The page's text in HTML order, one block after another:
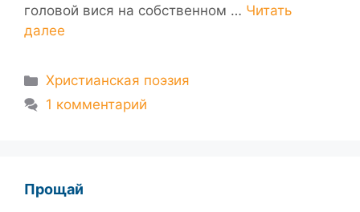
головой вися на собственном … Читать
далее
Рубрики
Христианская поэзия
1 комментарий
Прощай